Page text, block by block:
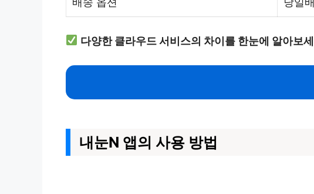
다양한 클라우드 서비스의 차이를 한눈에 알아보
내눈N 앱의 사용 방법